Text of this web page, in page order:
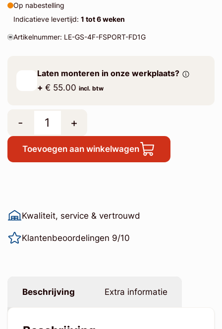
Op nabestelling
Indicatieve levertijd: 1 tot 6 weken
Artikelnummer: LE-GS-4F-FSPORT-FD1G
Laten monteren in onze werkplaats?
+ € 55.00 incl. btw
- +
Toevoegen aan winkelwagen
Kwaliteit, service & vertrouwd
Klantenbeoordelingen 9/10
Beschrijving Extra informatie